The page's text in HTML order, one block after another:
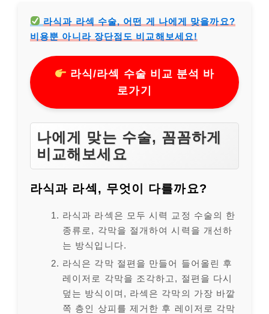
라식과 라섹 수술, 어떤 게 나에게 맞을까요?
비용뿐 아니라 장단점도 비교해보세요!
라식/라섹 수술 비교 분석 바
로가기
나에게 맞는 수술, 꼼꼼하게
비교해보세요
라식과 라섹, 무엇이 다를까요?
라식과 라섹은 모두 시력 교정 수술의 한
종류로, 각막을 절개하여 시력을 개선하
는 방식입니다.
라식은 각막 절편을 만들어 들어올린 후
레이저로 각막을 조각하고, 절편을 다시
덮는 방식이며, 라섹은 각막의 가장 바깥
쪽 층인 상피를 제거한 후 레이저로 각막